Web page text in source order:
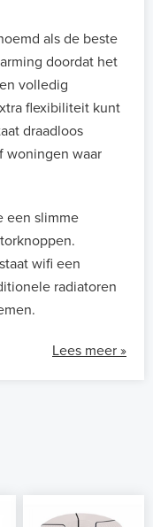
als de beste
doordat het
volledig
flexibiliteit kunt
draadloos
woningen waar
een slimme
wifi een
radiatoren
Lees meer »